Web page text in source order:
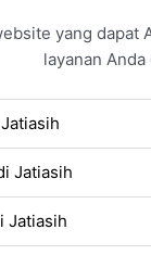
yang dapat
layanan
Jatiasih
Jatiasih